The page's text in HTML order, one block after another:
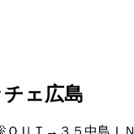
ェ広島